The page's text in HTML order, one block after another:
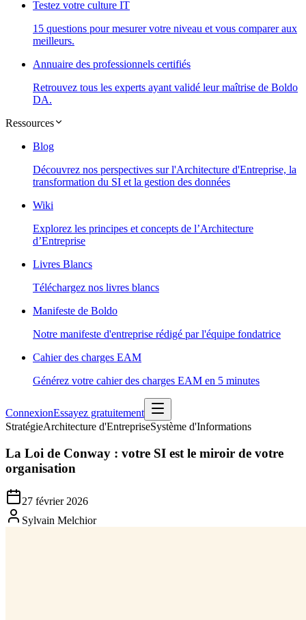
Testez votre culture IT
15 questions pour mesurer votre niveau et vous comparer aux
meilleurs.
Annuaire des professionnels certifiés
Retrouvez tous les experts ayant validé leur maîtrise de Boldo
DA.
Ressources
Blog
Découvrez nos perspectives sur l'Architecture d'Entreprise, la
transformation du SI et la gestion des données
Wiki
Explorez les principes et concepts de l’Architecture
d’Entreprise
Livres Blancs
Téléchargez nos livres blancs
Manifeste de Boldo
Notre manifeste d'entreprise rédigé par l'équipe fondatrice
Cahier des charges EAM
Générez votre cahier des charges EAM en 5 minutes
ConnexionEssayez gratuitement
StratégieArchitecture d'EntrepriseSystème d'Informations
La Loi de Conway : votre SI est le miroir de votre
organisation
27 février 2026
Sylvain Melchior